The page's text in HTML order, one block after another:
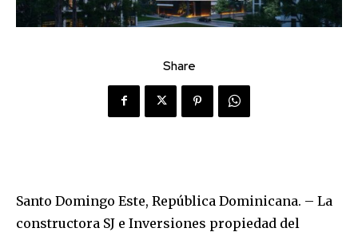
Share
Santo Domingo Este, República Dominicana. – La
constructora SJ e Inversiones propiedad del